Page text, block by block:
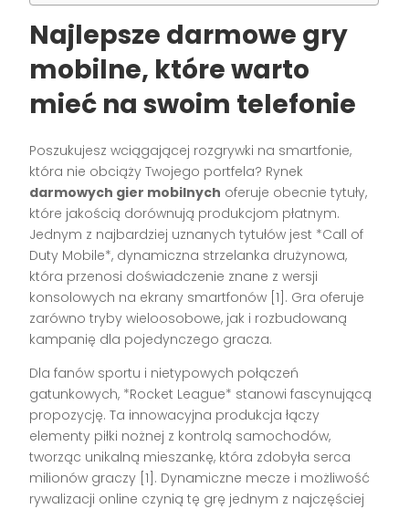
Najlepsze darmowe gry
mobilne, które warto
mieć na swoim telefonie
Poszukujesz wciągającej rozgrywki na smartfonie,
która nie obciąży Twojego portfela? Rynek
darmowych gier mobilnych oferuje obecnie tytuły,
które jakością dorównują produkcjom płatnym.
Jednym z najbardziej uznanych tytułów jest *Call of
Duty Mobile*, dynamiczna strzelanka drużynowa,
która przenosi doświadczenie znane z wersji
konsolowych na ekrany smartfonów [1]. Gra oferuje
zarówno tryby wieloosobowe, jak i rozbudowaną
kampanię dla pojedynczego gracza.
Dla fanów sportu i nietypowych połączeń
gatunkowych, *Rocket League* stanowi fascynującą
propozycję. Ta innowacyjna produkcja łączy
elementy piłki nożnej z kontrolą samochodów,
tworząc unikalną mieszankę, która zdobyła serca
milionów graczy [1]. Dynamiczne mecze i możliwość
rywalizacji online czynią tę grę jednym z najczęściej